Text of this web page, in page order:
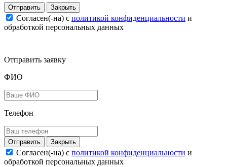
Закрыть
Согласен(-на) c политикой конфиденциальности и
обработкой персональных данных
Отправить заявку
ФИО
Телефон
Закрыть
Согласен(-на) c политикой конфиденциальности и
обработкой персональных данных